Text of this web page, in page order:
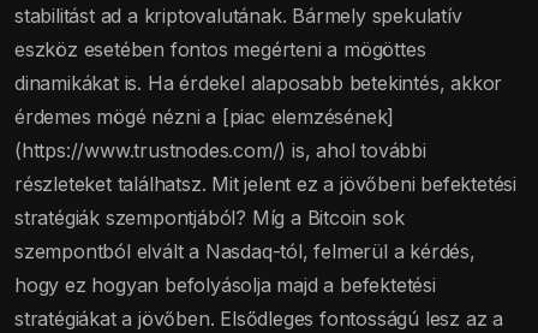
stabilitást ad a kriptovalutának. Bármely spekulatív
eszköz esetében fontos megérteni a mögöttes
dinamikákat is. Ha érdekel alaposabb betekintés, akkor
érdemes mögé nézni a [piac elemzésének]
(https://www.trustnodes.com/) is, ahol további
részleteket találhatsz. Mit jelent ez a jövőbeni befektetési
stratégiák szempontjából? Míg a Bitcoin sok
szempontból elvált a Nasdaq-tól, felmerül a kérdés,
hogy ez hogyan befolyásolja majd a befektetési
stratégiákat a jövőben. Elsődleges fontosságú lesz az a